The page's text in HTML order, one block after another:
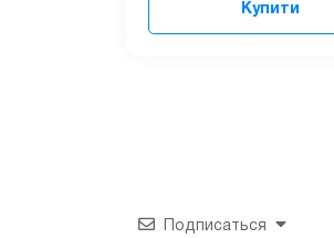
Купити
Подписаться